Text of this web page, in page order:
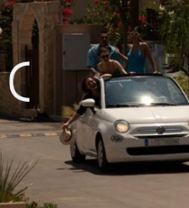
Previous